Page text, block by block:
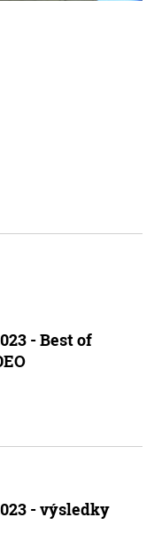
- Best of
- výsledky